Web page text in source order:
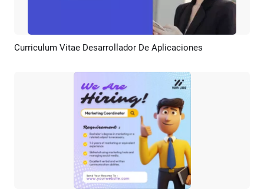
Previsualizar Crear IA
Curriculum Vitae Desarrollador De Aplicaciones